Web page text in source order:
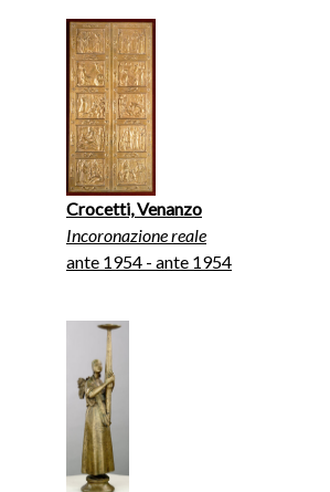
Crocetti, Venanzo
Incoronazione reale
ante 1954 - ante 1954